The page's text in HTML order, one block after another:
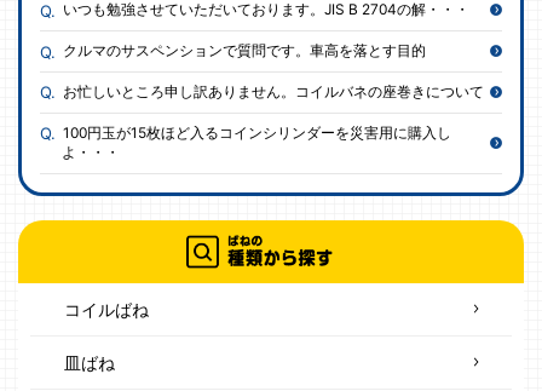
いつも勉強させていただいております。JIS B 2704の解・・・
クルマのサスペンションで質問です。車高を落とす目的
お忙しいところ申し訳ありません。コイルバネの座巻きについて
100円玉が15枚ほど入るコインシリンダーを災害用に購入し
よ・・・
コイルばね
皿ばね